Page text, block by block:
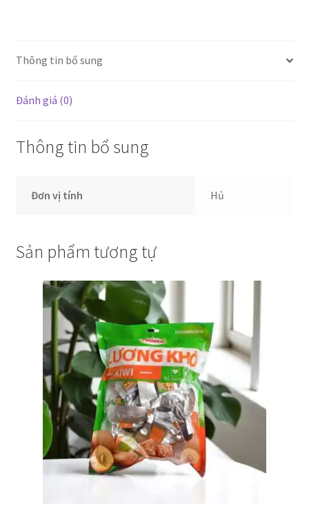
(16h/th)
lượng
Thông tin bổ sung
Đánh giá (0)
Thông tin bổ sung
Đơn vị tính Hủ
Sản phẩm tương tự